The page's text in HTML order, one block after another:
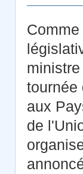
tournée
aux
de